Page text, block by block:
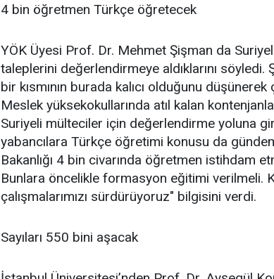
4 bin öğretmen Türkçe öğretecek
YÖK Üyesi Prof. Dr. Mehmet Şişman da
taleplerini değerlendirmeye aldıklarını söyledi.
bir kısmının burada kalıcı olduğunu düşünerek
Meslek yüksekokullarında atıl kalan
Suriyeli mülteciler için değerlendirme yoluna
yabancılara Türkçe öğretimi konusu da
Bakanlığı 4 bin civarında öğretmen istihdam
Bunlara öncelikle formasyon eğitimi verilmeli.
çalışmalarımızı sürdürüyoruz" bilgisini verdi.
Sayıları 550 bini aşacak